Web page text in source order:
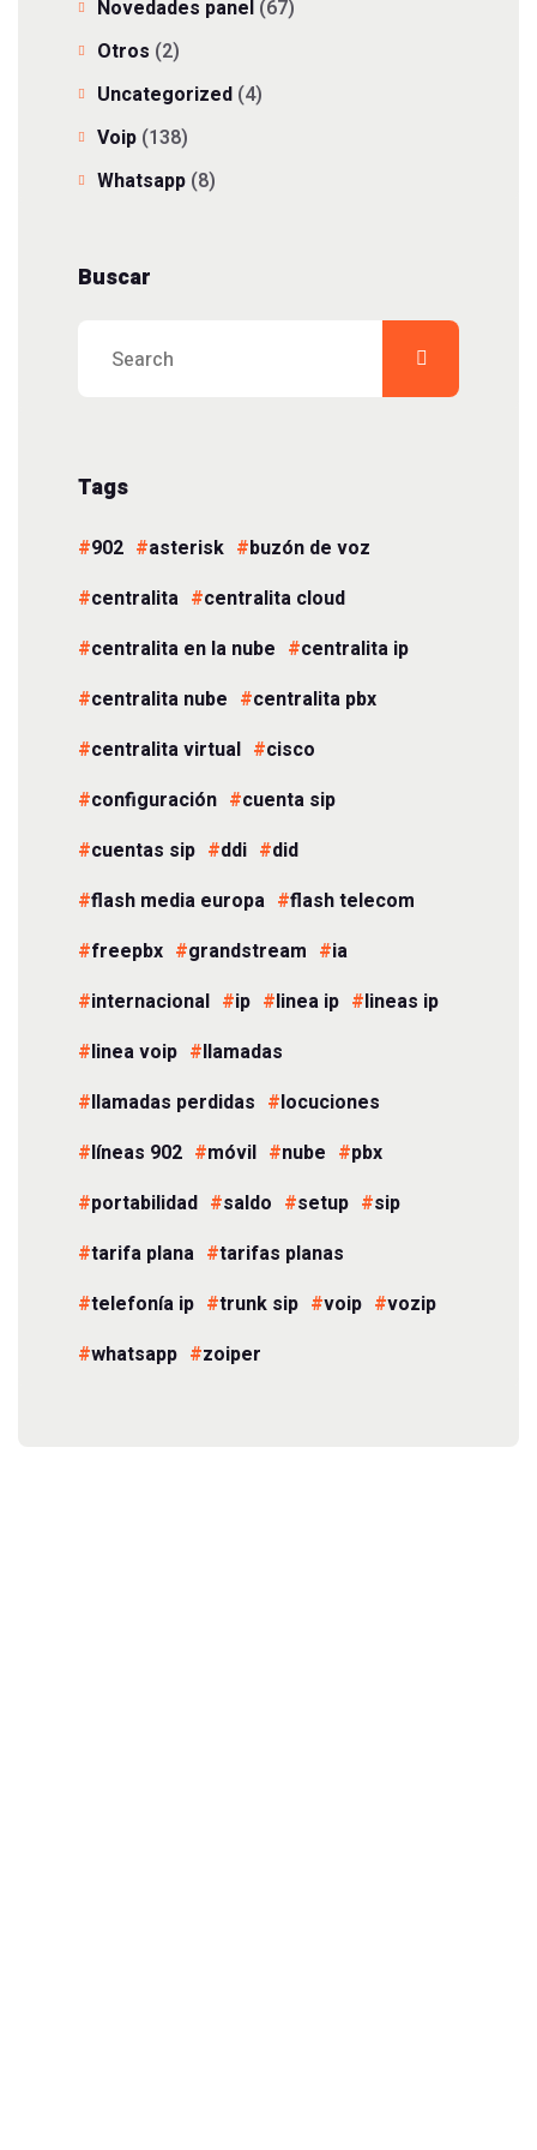
Novedades panel (67)
Otros (2)
Uncategorized (4)
Voip (138)
Whatsapp (8)
Buscar
Tags
902 asterisk
buzón de voz
centralita
centralita cloud
centralita en la nube
centralita ip
centralita nube
centralita pbx
centralita virtual
cisco
configuración
cuenta sip
cuentas sip
ddi
did
flash media europa
flash telecom
freepbx
grandstream
ia
internacional
ip linea ip
lineas ip
linea voip
llamadas
llamadas perdidas
locuciones
líneas 902
móvil nube
pbx
portabilidad
saldo setup
sip
tarifa plana
tarifas planas
telefonía ip
trunk sip voip
vozip
whatsapp
zoiper